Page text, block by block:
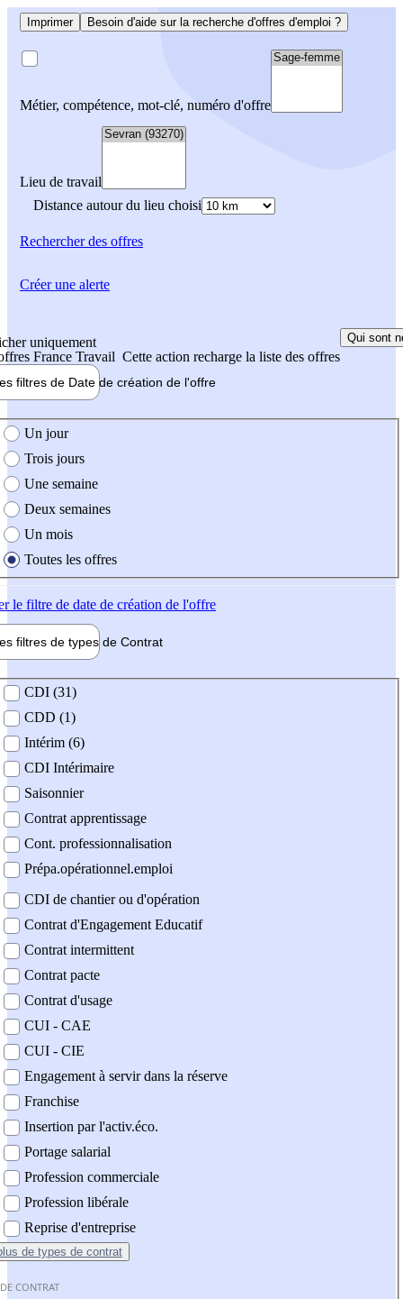
Imprimer Besoin d'aide sur la recherche d'offres d'emploi ?
Métier, compétence, mot-clé, numéro d'offre
Lieu de travail
Distance autour du lieu choisi
Rechercherdes offres
uniquement
France Travail Cette action recharge la liste des offres
Qui sont
filtres de Date de création de l'offre
création de l'offre
Un jour
Trois jours
Une semaine
Deux semaines
Un mois
Toutes les offres
le filtre de date de création de l'offre
filtres de types de Contrat
contrat
CDI (31)
CDD (1)
Intérim (6)
CDI Intérimaire
Saisonnier
Contrat apprentissage
Cont. professionnalisation
Prépa.opérationnel.emploi
CDI de chantier ou d'opération
Contrat d'Engagement Educatif
Contrat intermittent
Contrat pacte
Contrat d'usage
CUI - CAE
CUI - CIE
Engagement à servir dans la réserve
Franchise
Insertion par l'activ.éco.
Portage salarial
Profession commerciale
Profession libérale
Reprise d'entreprise
de types de contrat
CONTRAT
Créer une alerte